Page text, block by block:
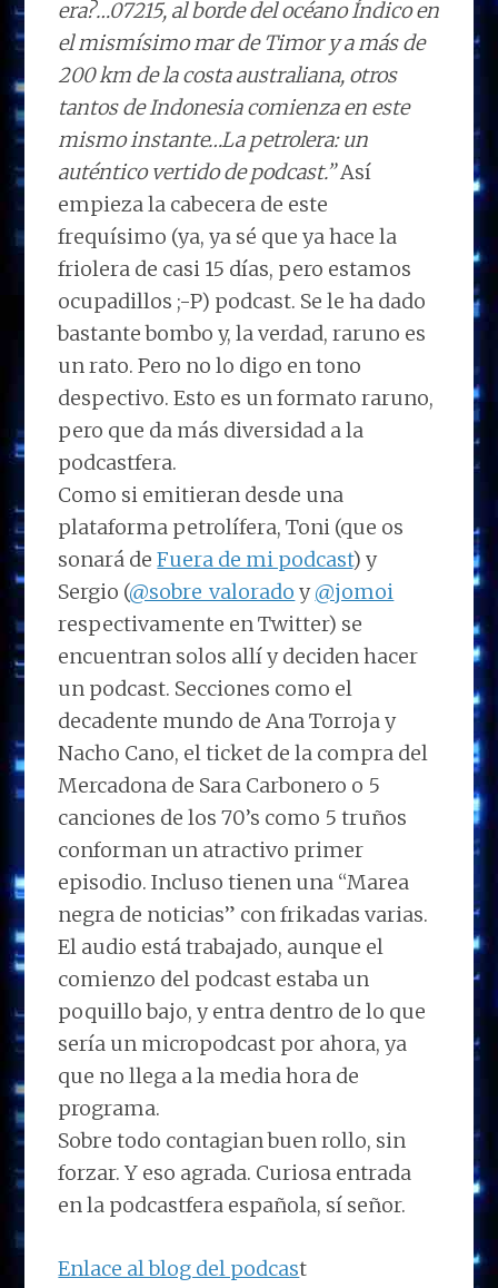
era?…07215, al borde del océano Índico en
el mismísimo mar de Timor y a más de
200 km de la costa australiana, otros
tantos de Indonesia comienza en este
mismo instante…La petrolera: un
auténtico vertido de podcast.”Así
empieza la cabecera de este
frequísimo (ya, ya sé que ya hace la
friolera de casi 15 días, pero estamos
ocupadillos ;-P) podcast. Se le ha dado
bastante bombo y, la verdad, raruno es
un rato. Pero no lo digo en tono
despectivo. Esto es un formato raruno,
pero que da más diversidad a la
podcastfera.
Como si emitieran desde una
plataforma petrolífera, Toni (que os
sonará deFuera de mi podcast) y
Sergio (@sobre_valorado y@jomoi
respectivamente en Twitter) se
encuentran solos allí y deciden hacer
un podcast. Secciones como el
decadente mundo de Ana Torroja y
Nacho Cano, el ticket de la compra del
Mercadona de Sara Carbonero o 5
canciones de los 70’s como 5 truños
conforman un atractivo primer
episodio. Incluso tienen una “Marea
negra de noticias” con frikadas varias.
El audio está trabajado, aunque el
comienzo del podcast estaba un
poquillo bajo, y entra dentro de lo que
sería un micropodcast por ahora, ya
que no llega a la media hora de
programa.
Sobre todo contagian buen rollo, sin
forzar. Y eso agrada. Curiosa entrada
en la podcastfera española, sí señor.
Enlace al blog del podcast